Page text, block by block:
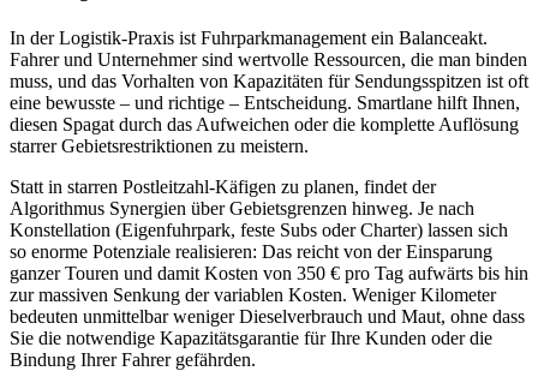
In der Logistik-Praxis ist Fuhrparkmanagement ein Balanceakt.
Fahrer und Unternehmer sind wertvolle Ressourcen, die man binden
muss, und das Vorhalten von Kapazitäten für Sendungsspitzen ist oft
eine bewusste – und richtige – Entscheidung. Smartlane hilft Ihnen,
diesen Spagat durch das Aufweichen oder die komplette Auflösung
starrer Gebietsrestriktionen zu meistern.
Statt in starren Postleitzahl-Käfigen zu planen, findet der
Algorithmus Synergien über Gebietsgrenzen hinweg. Je nach
Konstellation (Eigenfuhrpark, feste Subs oder Charter) lassen sich
so enorme Potenziale realisieren: Das reicht von der Einsparung
ganzer Touren und damit Kosten von 350 € pro Tag aufwärts bis hin
zur massiven Senkung der variablen Kosten. Weniger Kilometer
bedeuten unmittelbar weniger Dieselverbrauch und Maut, ohne dass
Sie die notwendige Kapazitätsgarantie für Ihre Kunden oder die
Bindung Ihrer Fahrer gefährden.